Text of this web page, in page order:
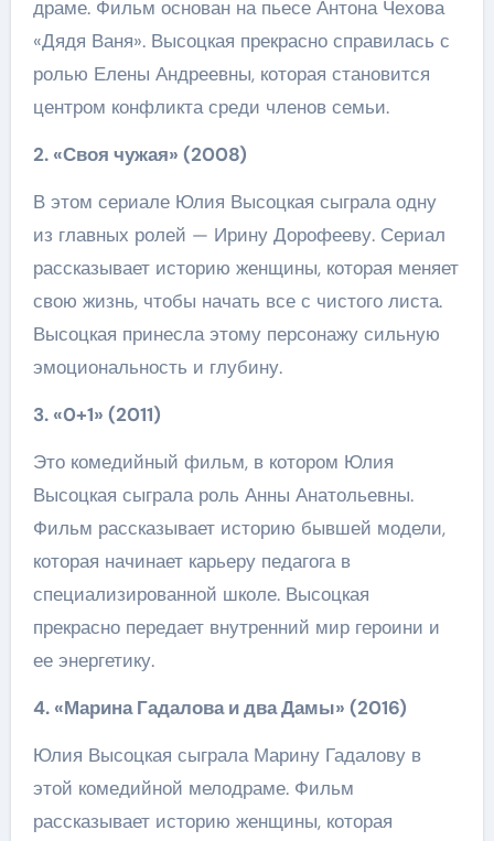
драме. Фильм основан на пьесе Антона Чехова
«Дядя Ваня». Высоцкая прекрасно справилась с
ролью Елены Андреевны, которая становится
центром конфликта среди членов семьи.
2. «Своя чужая» (2008)
В этом сериале Юлия Высоцкая сыграла одну
из главных ролей — Ирину Дорофееву. Сериал
рассказывает историю женщины, которая меняет
свою жизнь, чтобы начать все с чистого листа.
Высоцкая принесла этому персонажу сильную
эмоциональность и глубину.
3. «0+1» (2011)
Это комедийный фильм, в котором Юлия
Высоцкая сыграла роль Анны Анатольевны.
Фильм рассказывает историю бывшей модели,
которая начинает карьеру педагога в
специализированной школе. Высоцкая
прекрасно передает внутренний мир героини и
ее энергетику.
4. «Марина Гадалова и два Дамы» (2016)
Юлия Высоцкая сыграла Марину Гадалову в
этой комедийной мелодраме. Фильм
рассказывает историю женщины, которая